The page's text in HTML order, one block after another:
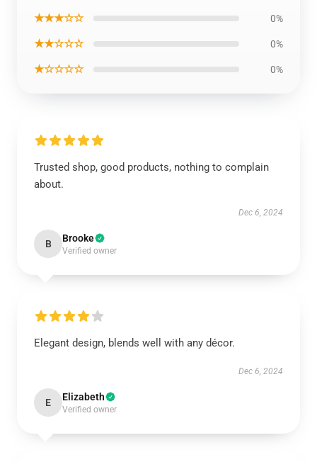
★★★☆☆ 0%
★★☆☆☆ 0%
★☆☆☆☆ 0%
Trusted shop, good products, nothing to complain
about.
Dec 6, 2024
B Brooke
Verified owner
Elegant design, blends well with any décor.
Dec 6, 2024
E Elizabeth
Verified owner